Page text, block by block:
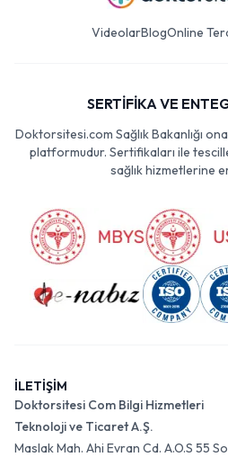
VideolarBlogOnline
SERTİFİKA VE
Doktorsitesi.com Sağlık Bakanlığı
platformudur. Sertifikaları ile
sağlık hizmetlerine
İLETİŞİM
Doktorsitesi Com Bilgi Hizmetleri
Teknoloji ve Ticaret A.Ş.
Maslak Mah. Ahi Evran Cd. A.O.S 55